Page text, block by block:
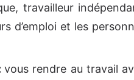
travailleur
d’emploi et les
vous rendre au travail